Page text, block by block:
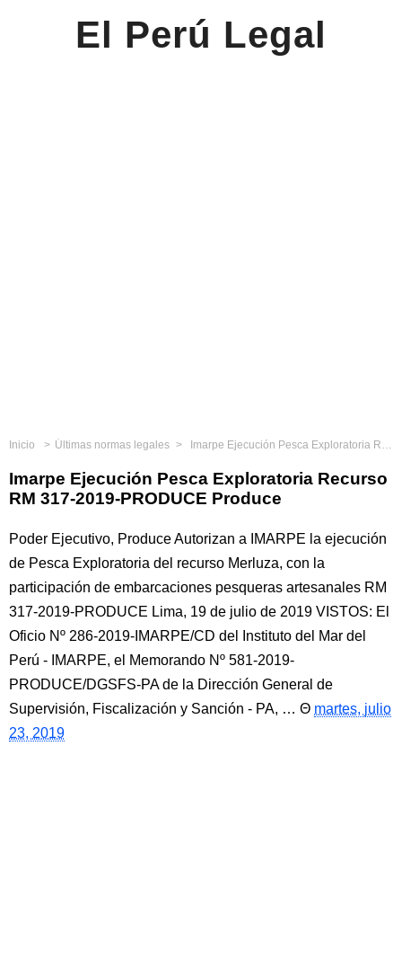
El Perú Legal
Inicio Últimas normas legales Imarpe Ejecución Pesca Exploratoria Recurso RM 317-2019-PRODUCE Produce
Imarpe Ejecución Pesca Exploratoria Recurso
RM 317-2019-PRODUCE Produce
Poder Ejecutivo, Produce Autorizan a IMARPE la ejecución
de Pesca Exploratoria del recurso Merluza, con la
participación de embarcaciones pesqueras artesanales RM
317-2019-PRODUCE Lima, 19 de julio de 2019 VISTOS: El
Oficio Nº 286-2019-IMARPE/CD del Instituto del Mar del
Perú - IMARPE, el Memorando Nº 581-2019-
PRODUCE/DGSFS-PA de la Dirección General de
Supervisión, Fiscalización y Sanción - PA, …
martes, julio
23, 2019